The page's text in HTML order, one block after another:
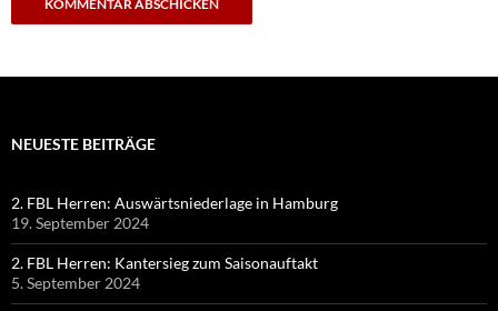
NEUESTE BEITRÄGE
2. FBL Herren: Auswärtsniederlage in Hamburg
19. September 2024
2. FBL Herren: Kantersieg zum Saisonauftakt
5. September 2024